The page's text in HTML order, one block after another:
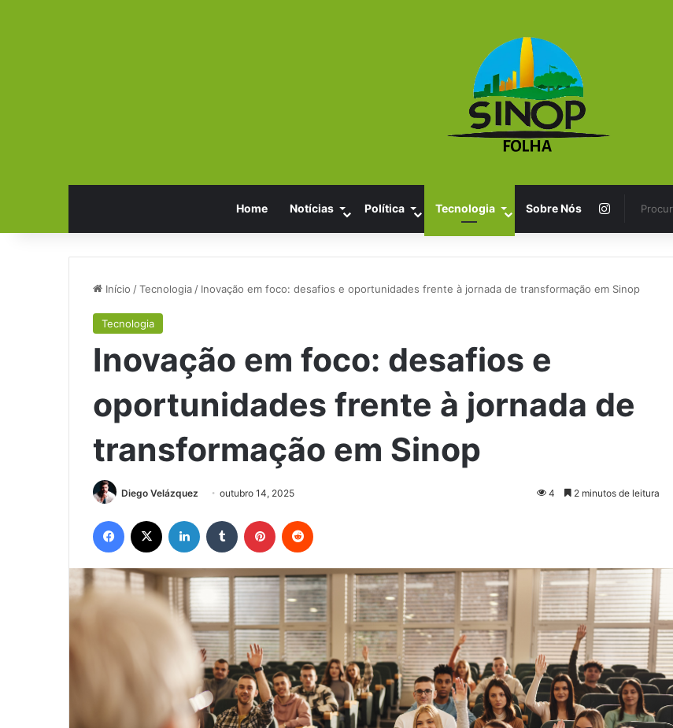
Home Notícias Política Tecnologia Sobre Nós Instagram
Início /Tecnologia / Inovação em foco: desafios e oportunidades frente à jornada de transformação em Sinop
Tecnologia
Inovação em foco: desafios e
oportunidades frente à jornada de
transformação em Sinop
Diego Velázquez outubro 14, 2025 4 2 minutos de leitura
Facebook Linkedin Tumblr Pinterest